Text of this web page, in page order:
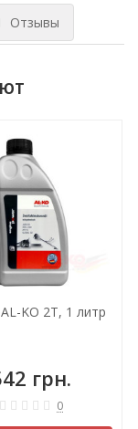
Отзывы
KO 2Т, 1 литр
грн.
0